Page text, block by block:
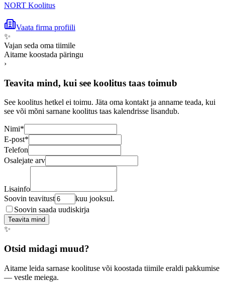
NORT Koolitus
Vaata firma profiili
✨
Vajan seda oma tiimile
Aitame koostada päringu
›
Teavita mind, kui see koolitus taas toimub
See koolitus hetkel ei toimu. Jäta oma kontakt ja anname teada, kui
see või mõni sarnane koolitus taas kalendrisse lisandub.
Nimi*
E-post*
Telefon
Osalejate arv
Lisainfo
Soovin teavitust
kuu jooksul.
Soovin saada uudiskirja
Teavita mind
✨
Otsid midagi muud?
Aitame leida sarnase koolituse või koostada tiimile eraldi pakkumise
— vestle meiega.